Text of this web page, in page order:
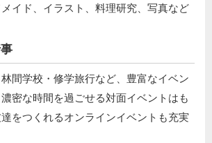
イド、イラスト、料理研究、写真など
間学校・修学旅行など、豊富なイベン
密な時間を過ごせる対面イベントはも
をつくれるオンラインイベントも充実